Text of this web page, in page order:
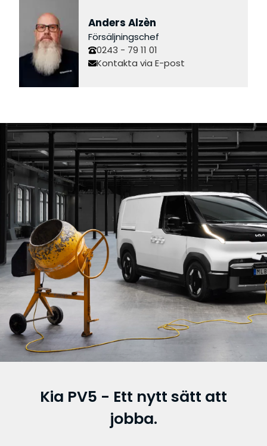
Anders Alzèn
Försäljningschef
0243 - 79 11 01
Kontakta via E-post
Kia PV5 - Ett nytt sätt att
jobba.
I rörelse sedan 1965
Ett familjeföretag som följt människor genom